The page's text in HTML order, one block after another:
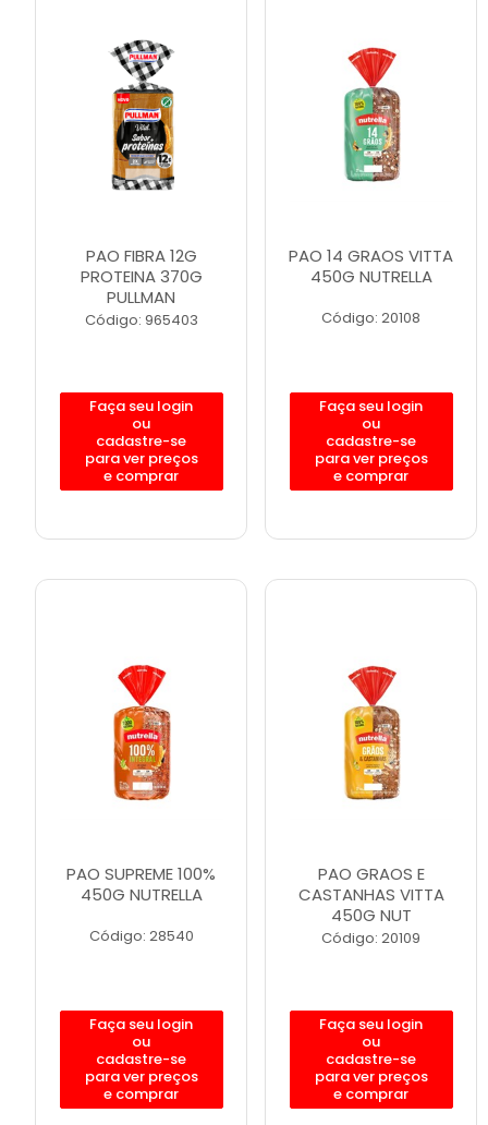
PAO FIBRA 12G
PROTEINA 370G
PULLMAN
Código: 965403
Faça seu login
ou
cadastre-se
para ver preços
e comprar
PAO 14 GRAOS VITTA
450G NUTRELLA
Código: 20108
Faça seu login
ou
cadastre-se
para ver preços
e comprar
PAO SUPREME 100%
450G NUTRELLA
Código: 28540
Faça seu login
ou
cadastre-se
para ver preços
e comprar
PAO GRAOS E
CASTANHAS VITTA
450G NUT
Código: 20109
Faça seu login
ou
cadastre-se
para ver preços
e comprar